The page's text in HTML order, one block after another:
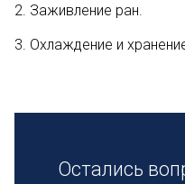
2. Заживление ран.
3. Охлаждение и
Остались